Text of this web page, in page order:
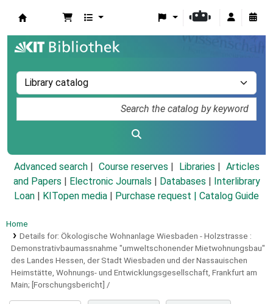
Advanced search Course reserves Libraries
Articles
and Papers
Electronic Journals Databases
Interlibrary
Loan
KITopen media Purchase request | Catalog Guide
Home
Details for: Ökologische Wohnanlage Wiesbaden - Holzstrasse :
Demonstrativbaumassnahme "umweltschonender Mietwohnungsbau"
des Landes Hessen, der Stadt Wiesbaden und der Nassauischen
Heimstätte, Wohnungs- und Entwicklungsgesellschaft, Frankfurt am
Main; [Forschungsbericht] /